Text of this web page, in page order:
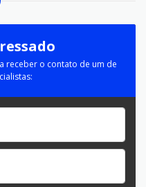
receber o contato de um de